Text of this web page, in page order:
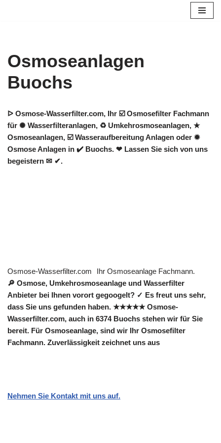
Osmoseanlagen
Buochs
ᐅ Osmose-Wasserfilter.com, Ihr ☑️ Osmosefilter Fachmann
für ✺ Wasserfilteranlagen, ♻ Umkehrosmoseanlagen, ★
Osmoseanlagen, ☑️ Wasseraufbereitung Anlagen oder ✹
Osmose Anlagen in ✔️ Buochs. ❤ Lassen Sie sich von uns
begeistern ✉ ✔.
Osmose-Wasserfilter.com
Ihr Osmoseanlage Fachmann.
🔎 Osmose, Umkehrosmoseanlage und Wasserfilter
Anbieter bei Ihnen vorort gegoogelt? ✓ Es freut uns sehr,
dass Sie uns gefunden haben. ★★★★★ Osmose-
Wasserfilter.com, auch in 6374 Buochs stehen wir für Sie
bereit. Für Osmoseanlage, sind wir Ihr Osmosefilter
Fachmann. Zuverlässigkeit zeichnet uns aus
Nehmen Sie Kontakt mit uns auf.